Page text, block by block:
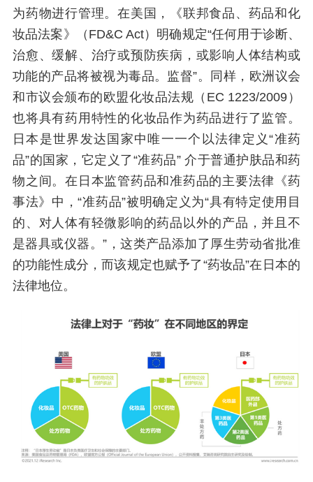
为药物进行管理。在美国，《联邦食品、药品和化
妆品法案》（FD&C Act）明确规定“任何用于诊断、
治愈、缓解、治疗或预防疾病，或影响人体结构或
功能的产品将被视为毒品。监督”。同样，欧洲议会
和市议会颁布的欧盟化妆品法规（EC 1223/2009）
也将具有药用特性的化妆品作为药品进行了监管。
日本是世界发达国家中唯一一个以法律定义“准药
品”的国家，它定义了“准药品” 介于普通护肤品和药
物之间。在日本监管药品和准药品的主要法律《药
事法》中，“准药品”被明确定义为“具有特定使用目
的、对人体有轻微影响的药品以外的产品，并且不
是器具或仪器。”，这类产品添加了厚生劳动省批准
的功能性成分，而该规定也赋予了“药妆品”在日本的
法律地位。